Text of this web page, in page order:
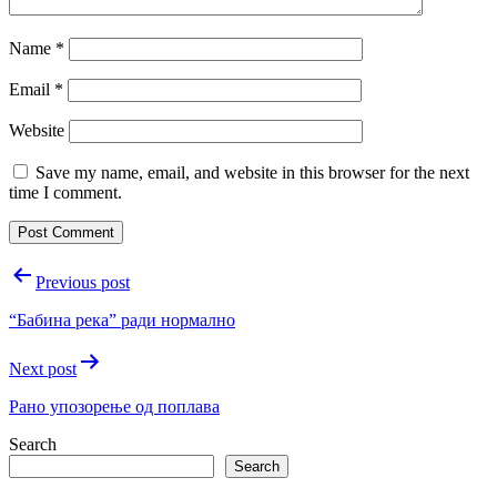
Name *
Email *
Website
Save my name, email, and website in this browser for the next
time I comment.
PostPrevious post
“Бабина река” ради нормално
Next post
Рано упозорење од поплава
Search
Search